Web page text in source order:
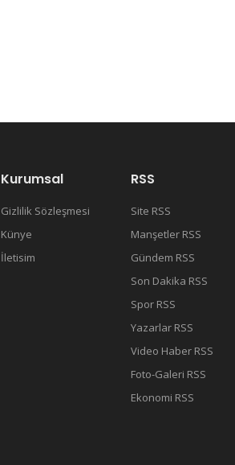
Kurumsal
Gizlilik Sözleşmesi
Künye
İletisim
RSS
Site RSS
Manşetler RSS
Gündem RSS
Son Dakika RSS
Spor RSS
Yazarlar RSS
Video Haber RSS
Foto-Galeri RSS
Ekonomi RSS